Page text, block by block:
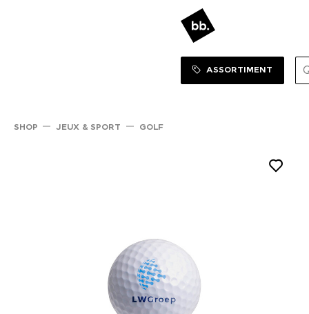
SHOP
ASSORTIMENT
SHOP JEUX & SPORT GOLF